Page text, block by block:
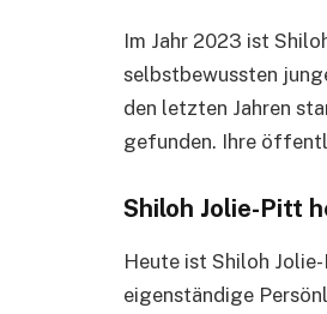
Im Jahr 2023 ist
selbstbewussten
den letzten Jahren
gefunden. Ihre
Shiloh Jolie-Pitt
Heute ist Shiloh
eigenständige